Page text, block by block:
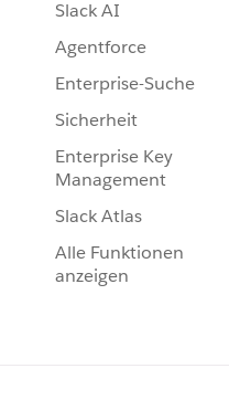
Slack AI
Agentforce
Enterprise-Suche
Sicherheit
Enterprise Key
Management
Slack Atlas
Alle Funktionen
anzeigen